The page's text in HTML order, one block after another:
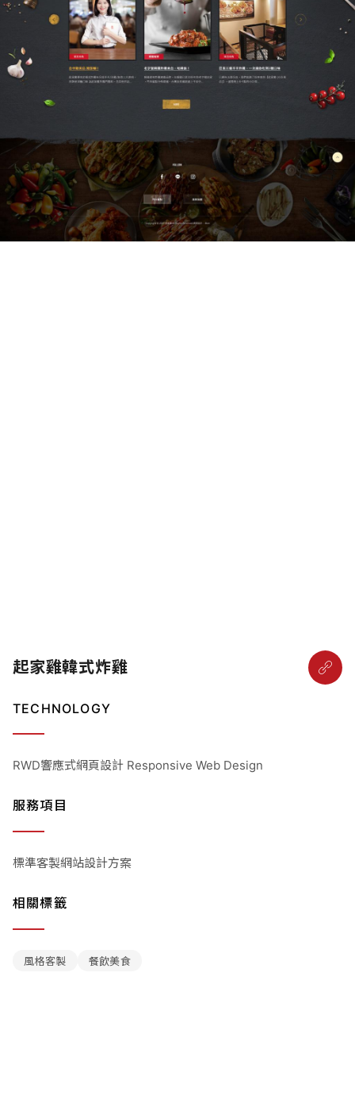
起家雞韓式炸雞
TECHNOLOGY
RWD響應式網頁設計 Responsive Web Design
服務項目
標準客製網站設計方案
相關標籤
風格客製 餐飲美食